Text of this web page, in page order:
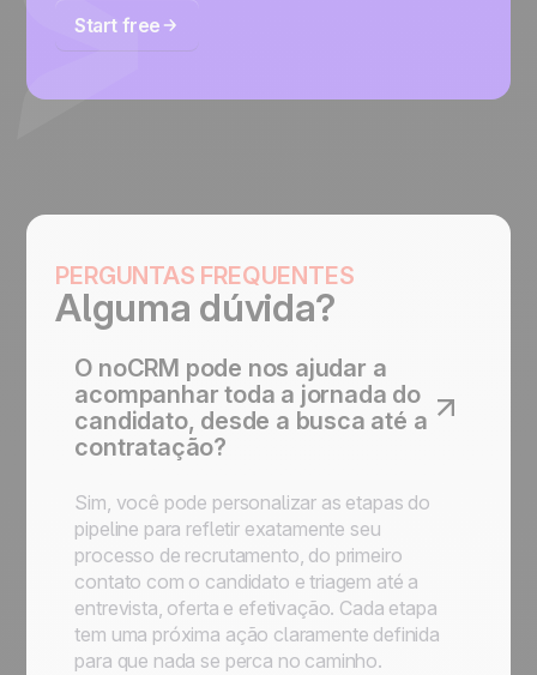
Start free
PERGUNTAS FREQUENTES
Alguma dúvida?
O noCRM pode nos ajudar a
acompanhar toda a jornada do
candidato, desde a busca até a
contratação?
Sim, você pode personalizar as etapas do
pipeline para refletir exatamente seu
processo de recrutamento, do primeiro
contato com o candidato e triagem até a
entrevista, oferta e efetivação. Cada etapa
tem uma próxima ação claramente definida
para que nada se perca no caminho.